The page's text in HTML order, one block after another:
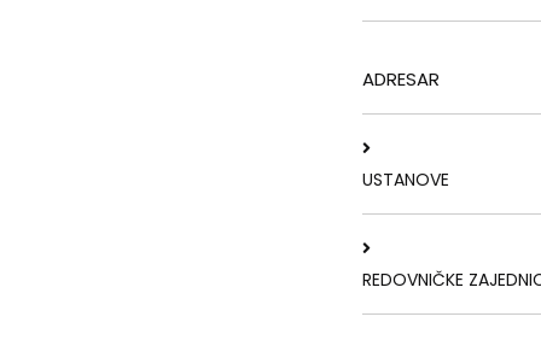
ADRESAR
USTANOVE
REDOVNIČKE